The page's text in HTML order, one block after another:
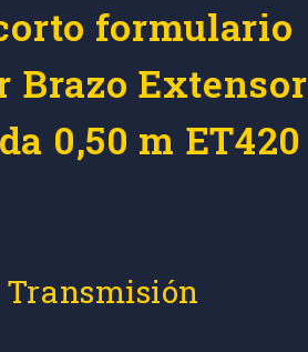
formulario
Brazo Extensor
0,50 m ET420